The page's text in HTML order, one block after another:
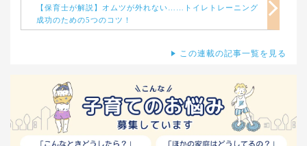
【保育士が解説】オムツが外れない……トイレトレーニング
成功のための5つのコツ！
この連載の記事一覧を見る